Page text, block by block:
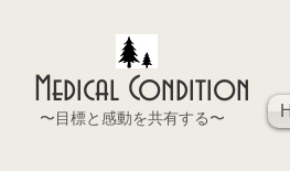
Medical Condition
〜目標と感動を共有する〜